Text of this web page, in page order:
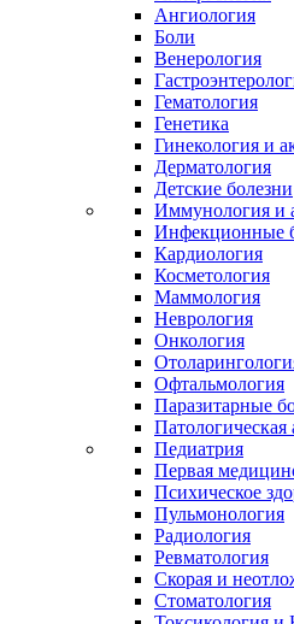
Ангиология
Боли
Венерология
Гематология
Генетика
Гинекология и
Дерматология
Детские болезни
Иммунология и
Инфекционные
Кардиология
Косметология
Маммология
Неврология
Онкология
Офтальмология
Паразитарные
Патологическая
Педиатрия
Первая
Психическое
Пульмонология
Радиология
Ревматология
Скорая и
Стоматология